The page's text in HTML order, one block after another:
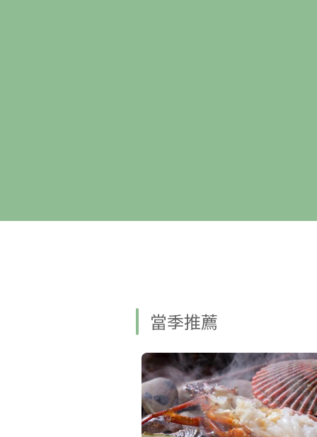
當季推薦